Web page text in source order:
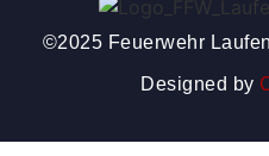
©2025 Feuerwehr
Designed by